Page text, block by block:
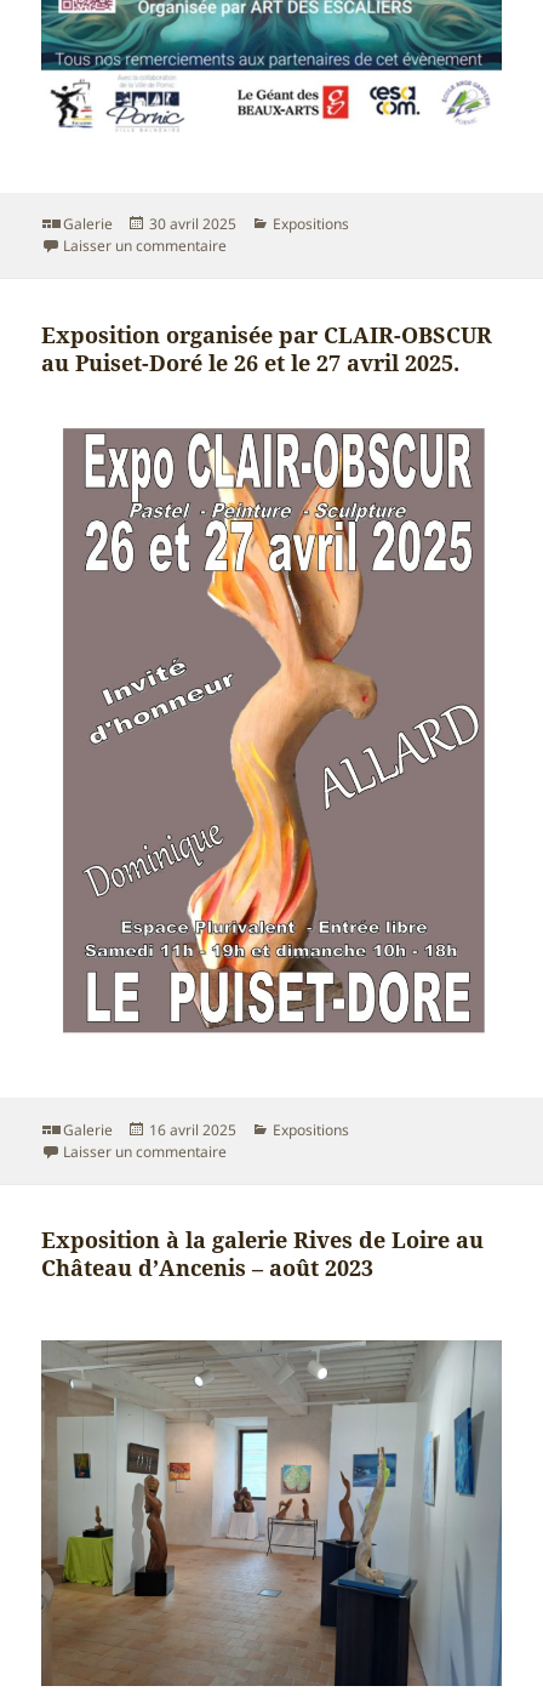
Format
Galerie
Publié
le
30 avril 2025 Catégories
Expositions
Laisser un commentairesur Participation à la 1ère biennale Côte de
Exposition organisée par CLAIR-OBSCUR
au Puiset-Doré le 26 et le 27 avril 2025.
Format
Galerie
Publié
le
16 avril 2025 Catégories
Expositions
Laisser un commentairesur Exposition organisée par CLAIR-OBSCUR
Exposition à la galerie Rives de Loire au
Château d’Ancenis – août 2023